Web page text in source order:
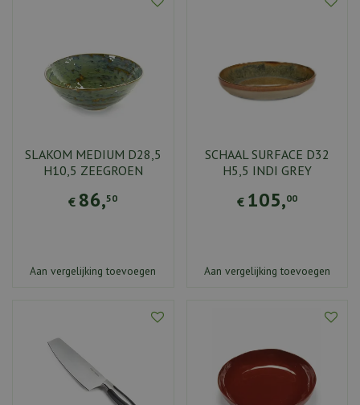
SLAKOM MEDIUM D28,5
H10,5 ZEEGROEN
€ 86,50
Aan vergelijking toevoegen
SCHAAL SURFACE D32
H5,5 INDI GREY
€ 105,00
Aan vergelijking toevoegen